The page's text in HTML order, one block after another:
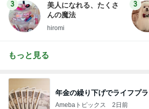
3
美人になれる、たくさ
んの魔法
hiromi
3
もっと見る
年金の繰り下げでライフプ
Amebaトピックス 2日前